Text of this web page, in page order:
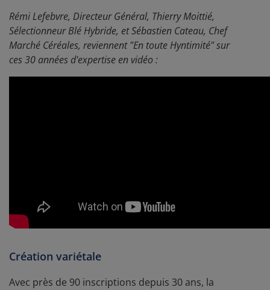
Rémi Lefebvre, Directeur Général, Thierry Moittié,
Sélectionneur Blé Hybride, et Sébastien Cateau, Chef
Marché Céréales, reviennent "En toute Hyntimité" sur
ces 30 années d'expertise en vidéo :
Création variétale
Avec près de 90 inscriptions depuis 30 ans, la